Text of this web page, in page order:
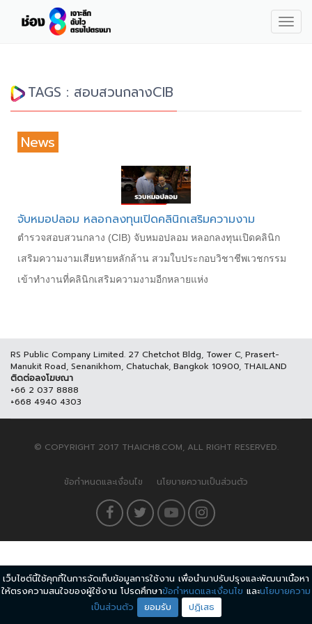
TAGS : สอบสวนกลางCIB
News
จับหมอปลอม หลอกลงทุนเปิดคลินิกเสริมความงาม
ตำรวจสอบสวนกลาง (CIB) จับหมอปลอม หลอกลงทุนเปิดคลินิก
เสริมความงามเสียหายหลักล้าน สวมใบประกอบวิชาชีพเวชกรรม
เข้าทำงานที่คลินิกเสริมความงามอีกหลายแห่ง
RS Public Company Limited. 27 Chetchot Bldg, Tower C, Prasert-
Manukit Road, Senanikhom, Chatuchak, Bangkok 10900, THAILAND
ติดต่อลงโฆษณา
+66 2 037 8888
+668 4940 4303
© COPYRIGHT 2017 THAICH8.COM, ALL RIGHT RESERVED.
ข้อกำหนดและเงื่อนไข นโยบายความเป็นส่วนตัว
เว็บไซต์นี้ใช้คุกกี้ในการจัดเก็บข้อมูลการใช้งาน เพื่อนำมาปรับปรุงและพัฒนาเนื้อหา
ให้ตรงความสนใจของผู้ใช้งาน โปรดศึกษาข้อกำหนดและเงื่อนไข และนโยบายความ
เป็นส่วนตัว
ยอมรับ ปฏิเสธ